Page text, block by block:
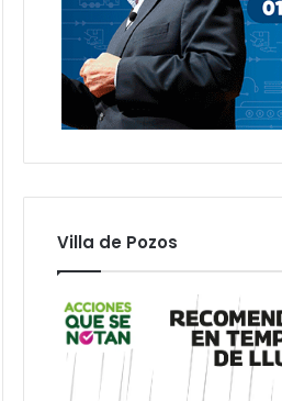
Villa de Pozos